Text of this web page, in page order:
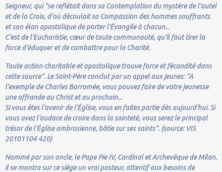
Seigneur, qui "se reflétait dans sa Contemplation du mystère de l'autel
et de la Croix, d'où découlait sa Compassion des hommes souffrants
et son élan apostolique de porter l'Évangile à chacun...
C'est de l'Eucharistie, cœur de toute communauté, qu'il faut tirer la
force d'éduquer et de combattre pour la Charité.
Toute action charitable et apostolique trouve force et fécondité dans
cette source". Le Saint-Père conclut par un appel aux jeunes: "A
l'exemple de Charles Borromée, vous pouvez faire de votre jeunesse
une offrande au Christ et au prochain...
Si vous êtes l'avenir de l'Église, vous en faites partie dès aujourd'hui. Si
vous avez l'audace de croire dans la sainteté, vous serez le principal
trésor de l'Église ambrosienne, bâtie sur ses saints". (source: VIS
20101104 420)
Nommé par son oncle, le Pape Pie IV, Cardinal et Archevêque de Milan,
il se montra sur ce siège un vrai pasteur, attentif aux besoins de